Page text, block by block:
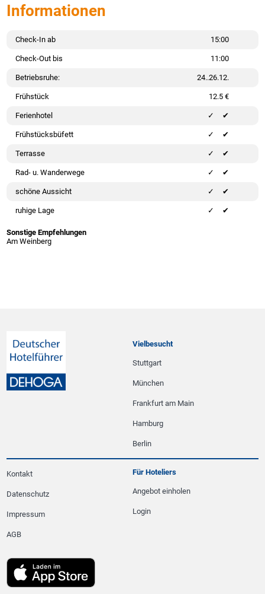
Informationen
Check-In ab 15:00
Check-Out bis 11:00
Betriebsruhe: 24..26.12.
Frühstück 12.5 €
Ferienhotel ✔
Frühstücksbüfett ✔
Terrasse ✔
Rad- u. Wanderwege ✔
schöne Aussicht ✔
ruhige Lage ✔
Sonstige Empfehlungen
Am Weinberg
Vielbesucht
Stuttgart
München
Frankfurt am Main
Hamburg
Berlin
Kontakt
Datenschutz
Impressum
AGB
Für Hoteliers
Angebot einholen
Login